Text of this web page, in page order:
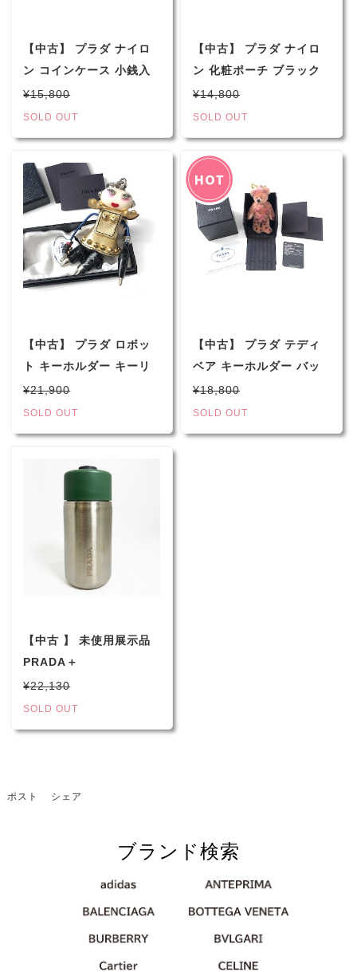
【中古】 プラダ ナイロ
ン コインケース 小銭入
BOXコインケース ブラ
ック M634 メンズ
¥15,800
SOLD OUT
【中古】 プラダ ナイロ
ン 化粧ポーチ ブラック
1N0175 VERA ポーチ
¥14,800
SOLD OUT
【中古】 プラダ ロボッ
ト キーホルダー キーリ
ング チャーム ナンシー
ゴールド ホワイト
PRADA ★
¥21,900
SOLD OUT
【中古】 プラダ テディ
ベア キーホルダー バッ
グチャーム ピンク
¥18,800
SOLD OUT
【中古 】 未使用展示品
PRADA＋
Black+Blum【 保温保冷
トラベルカップ 340ml
】 BPAフリー
¥22,130
SOLD OUT
シェア
ポスト
ブランド検索